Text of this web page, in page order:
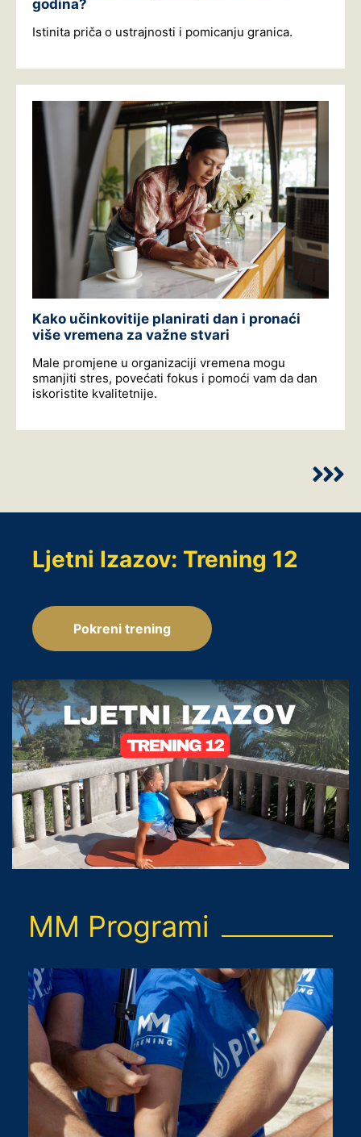
godina?
Istinita priča o ustrajnosti i pomicanju granica.
Kako učinkovitije planirati dan i pronaći
više vremena za važne stvari
Male promjene u organizaciji vremena mogu
smanjiti stres, povećati fokus i pomoći vam da dan
iskoristite kvalitetnije.
Ljetni Izazov: Trening 12
Pokreni trening
MM Programi